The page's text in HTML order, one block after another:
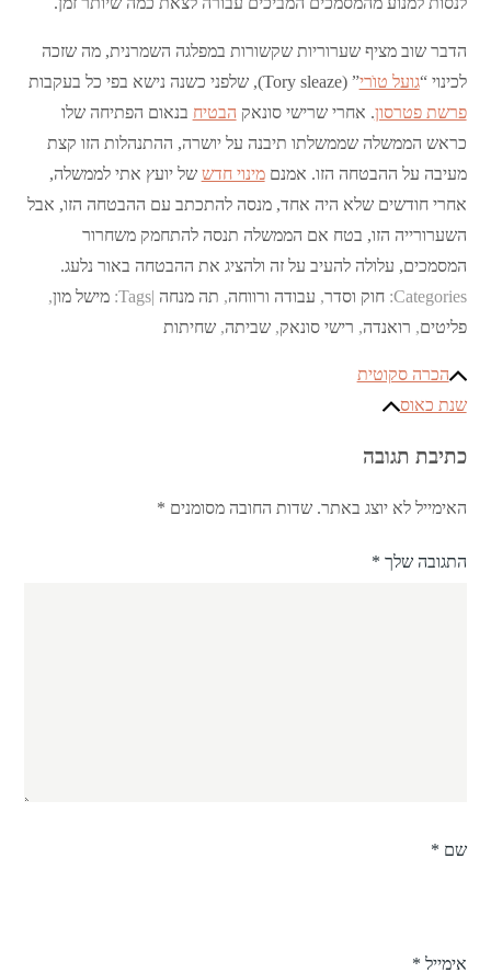
הדבר שוב מציף שערוריות שקשורות במפלגה השמרנית, מה שזכה
לכינוי “גועל טוֺרי” (Tory sleaze), שלפני כשנה נישא בפי כל בעקבות
פרשת פטרסון. אחרי שרישי סונאק הבטיח בנאום הפתיחה שלו
כראש הממשלה שממשלתו תיבנה על יושרה, ההתנהלות הזו קצת
מעיבה על ההבטחה הזו. אמנםמינוי חדש של יועץ אתי לממשלה,
אחרי חודשים שלא היה אחד, מנסה להתכתב עם ההבטחה הזו, אבל
השערורייה הזו, בטח אם הממשלה תנסה להתחמק משחרור
המסמכים, עלולה להעיב על זה ולהציג את ההבטחה באור נלעג.
Categories: חוק וסדר, עבודה ורווחה, תה מנחה Tags: מישל מון,
פליטים, רואנדה, רישי סונאק,שביתה,שחיתות
ניווט
הכרה סקוטית
שנת כאוס
כתיבת תגובה
האימייל לא יוצג באתר. שדות החובה מסומנים *
התגובה שלך *
שם *
אימייל *